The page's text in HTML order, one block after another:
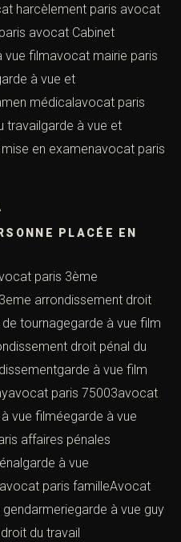
harcèlement paris avocat
avocat Cabinet
vue filmavocat mairie paris
à vue et
médicalavocat paris
travailgarde à vue et
en examenavocat paris
PLACÉE EN
paris 3ème
arrondissement droit
tournagegarde à vue film
droit pénal du
à vue film
paris 75003avocat
vue filméegarde à vue
affaires pénales
à vue
paris familleAvocat
à vue guy
du travail